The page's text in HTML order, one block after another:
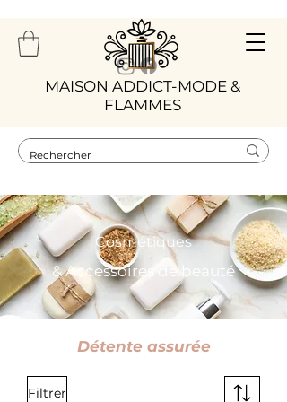
​MAISON ADDICT-MODE &
FLAMMES
Cosmétiques
& Accessoires de beauté
Détente assurée
Filtrer